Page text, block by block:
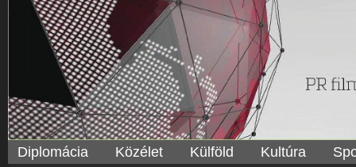
Diplomácia Közélet Külföld Kultúra